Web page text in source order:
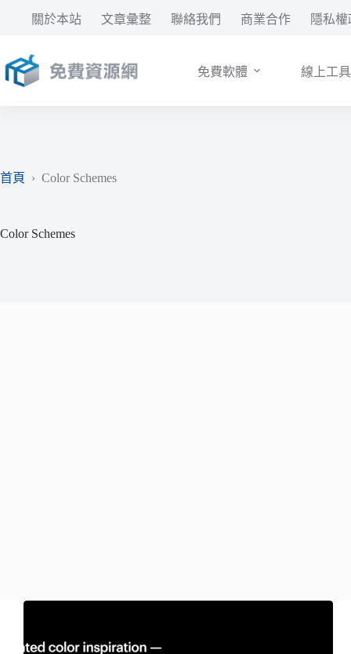
要
內
關於本站 文章彙整 聯絡我們 商業合作 隱私
免費軟體 線上工具
首頁 › Color Schemes
Color Schemes